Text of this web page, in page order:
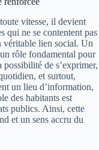
vitesse, il devient
qui ne se contentent pas
véritable lien social. Un
rôle fondamental pour
de s’exprimer,
et surtout,
un lieu d’information,
des habitants est
publics. Ainsi, cette
et un sens accru du